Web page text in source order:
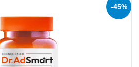
-45%